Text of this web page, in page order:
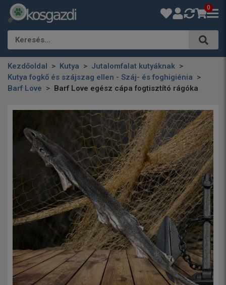
0
Keresés…
Kezdőoldal Kutya
Jutalomfalat kutyáknak
Kutya fogkő és szájszag ellen - Száj- és foghigiénia
Barf Love
Barf Love egész cápa fogtisztító rágóka